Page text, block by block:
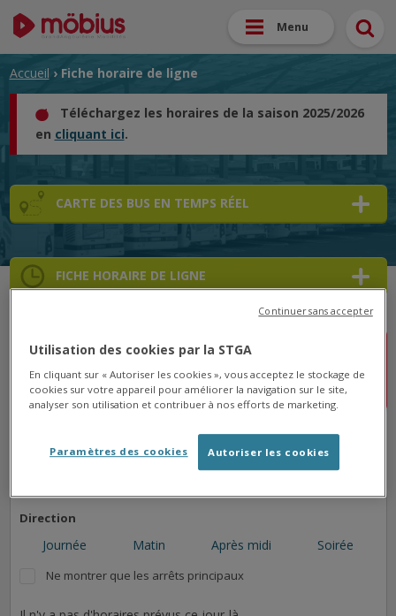
Menu
Accueil › Fiche horaire de ligne
Téléchargez les horaires de la saison 2025/2026
en cliquant ici.
CARTE DES BUS EN TEMPS RÉEL
FICHE HORAIRE DE LIGNE
Lignes A/B/2/4/5 : Courses perturbées le lundi
10 juin
➜ ➜
➜
Direction
Journée Matin Après midi Soirée
Ne montrer que les arrêts principaux
Utilisation des cookies par la STGA
En cliquant sur « Autoriser les cookies », vous acceptez le stockage de
cookies sur votre appareil pour améliorer la navigation sur le site,
analyser son utilisation et contribuer à nos efforts de marketing.
Autoriser les cookies
Paramètres des cookies
Continuer sans accepter